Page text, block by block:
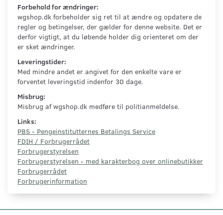
Forbehold for ændringer:
wgshop.dk forbeholder sig ret til at ændre og opdatere de
regler og betingelser, der gælder for denne website. Det er
derfor vigtigt, at du løbende holder dig orienteret om der
er sket ændringer.
Leveringstider:
Med mindre andet er angivet for den enkelte vare er
forventet leveringstid indenfor 30 dage.
Misbrug:
Misbrug af wgshop.dk medføre til politianmeldelse.
Links:
PBS - Pengeinstitutternes Betalings Service
FDIH / Forbrugerrådet
Forbrugerstyrelsen
Forbrugerstyrelsen - med karakterbog over onlinebutikker
Forbrugerrådet
Forbrugerinformation